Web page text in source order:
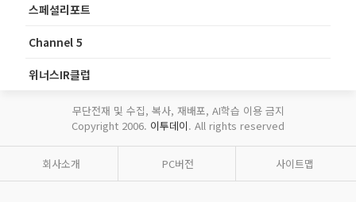
스페셜리포트
Channel 5
위너스IR클럽
무단전재 및 수집, 복사, 재배포, AI학습 이용 금지
Copyright 2006. 이투데이. All rights reserved
회사소개 PC버전 사이트맵